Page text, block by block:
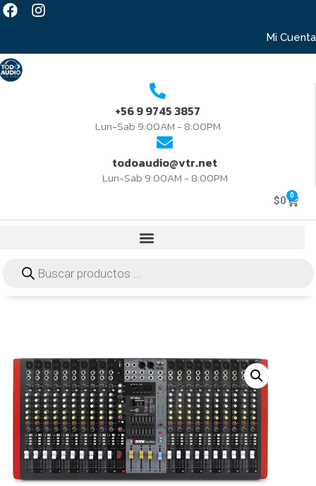
Mi Cuenta
+56 9 9745 3857
Lun-Sab 9:00AM - 8:00PM
todoaudio@vtr.net
Lun-Sab 9:00AM - 8:00PM
$0 0